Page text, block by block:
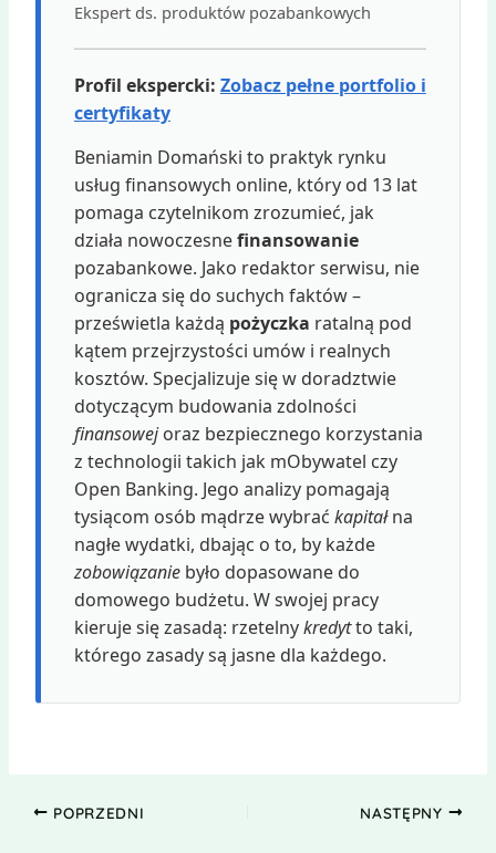
Ekspert ds. produktów pozabankowych
Profil ekspercki: Zobacz pełne portfolio i
certyfikaty
Beniamin Domański to praktyk rynku
usług finansowych online, który od 13 lat
pomaga czytelnikom zrozumieć, jak
działa nowoczesnefinansowanie
pozabankowe. Jako redaktor serwisu, nie
ogranicza się do suchych faktów –
prześwietla każdą pożyczka ratalną pod
kątem przejrzystości umów i realnych
kosztów. Specjalizuje się w doradztwie
dotyczącym budowania zdolności
finansowejoraz bezpiecznego korzystania
z technologii takich jak mObywatel czy
Open Banking. Jego analizy pomagają
tysiącom osób mądrze wybrać kapitałna
nagłe wydatki, dbając o to, by każde
zobowiązaniebyło dopasowane do
domowego budżetu. W swojej pracy
kieruje się zasadą: rzetelnykredytto taki,
którego zasady są jasne dla każdego.
POPRZEDNI NASTĘPNY